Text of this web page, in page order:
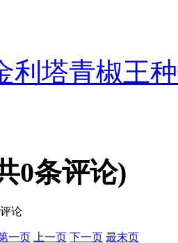
利塔青椒王
0条评论)
论
一页 上一页 下一页 最末页